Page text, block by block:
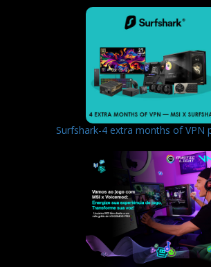
Surfshark-4 extra months of VPN